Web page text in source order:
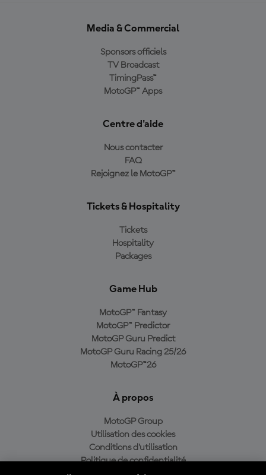
Media & Commercial
Sponsors officiels
TV Broadcast
TimingPass™
MotoGP™ Apps
Centre d'aide
Nous contacter
FAQ
Rejoignez le MotoGP™
Tickets & Hospitality
Tickets
Hospitality
Packages
Game Hub
MotoGP™ Fantasy
MotoGP™ Predictor
MotoGP Guru Predict
MotoGP Guru Racing 25/26
MotoGP™26
À propos
MotoGP Group
Utilisation des cookies
Conditions d'utilisation
Politique de confidentialité